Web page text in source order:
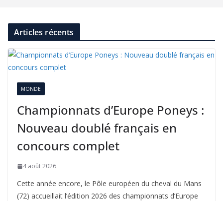
Articles récents
MONDE
Championnats d’Europe Poneys :
Nouveau doublé français en
concours complet
4 août 2026
Cette année encore, le Pôle européen du cheval du Mans
(72) accueillait l’édition 2026 des championnats d’Europe